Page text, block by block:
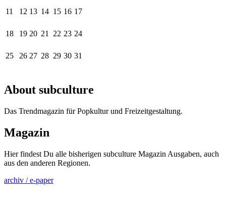
11 12 13 14 15 16 17
18 19 20 21 22 23 24
25 26 27 28 29 30 31
About subculture
Das Trendmagazin für Popkultur und Freizeitgestaltung.
Magazin
Hier findest Du alle bisherigen subculture Magazin Ausgaben, auch
aus den anderen Regionen.
archiv / e-paper